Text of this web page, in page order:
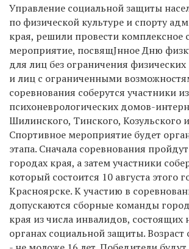
Управление социальной защиты
по физической культуре и спорту
края, решили провести комплексное
мероприятие, посвящЈнное Дню
для лиц без ограничения
и лиц с ограниченными
соревнования соберутся участники
психоневрологических домов-
Шилинского, Тинского, Козульского
Спортивное мероприятие будет
этапа. Сначала соревнования
городах края, а затем участники
который состоится 10 августа этого
Красноярске. К участию в
допускаются сборные команды
края из числа инвалидов, состоящих
органах социальной защиты.